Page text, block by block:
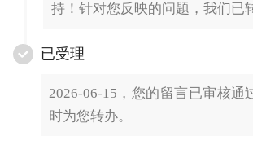
持！针对您反映的问题，我们已
已受理
2026-06-15，您的留言已审核通
时为您转办。